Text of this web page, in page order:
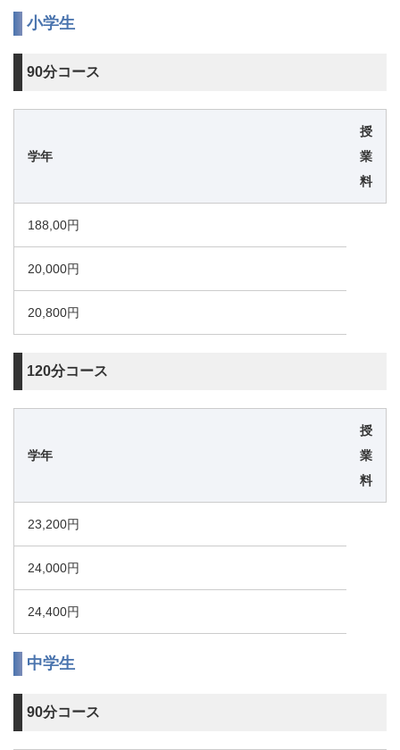
小学生
90分コース
学年
授
業
料
188,00円
20,000円
20,800円
120分コース
学年
授
業
料
23,200円
24,000円
24,400円
中学生
90分コース